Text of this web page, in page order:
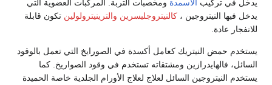
يدخل في تركيب الأسمدة ومخصبات التربة. المركبات العضوية التي
يدخل فيها النيتروجين ، كالنيتروجليسرين والترينيترولولين تكون قابلة
للانفجار عادة.
يستخدم حمض النيتريك كعامل أكسدة في الصورايخ التي تعمل بالوقود
السائل، فالهايدرازين ومشتقاته تستخدم في وقود الصواريخ. كما
يستخدم النيتروجين السائل لعلاج لعلاج الأورام الجلدية خاصة الحميدة